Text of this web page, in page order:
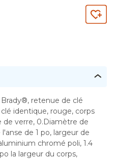
retenue de clé
identique, rouge, corps
de verre, 0.Diamètre de
de 1 po, largeur de
chromé poli, 1.4
la largeur du corps,